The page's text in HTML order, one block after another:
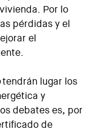
Por lo
pérdidas y el
el
tendrán lugar los
y
debates es, por
de